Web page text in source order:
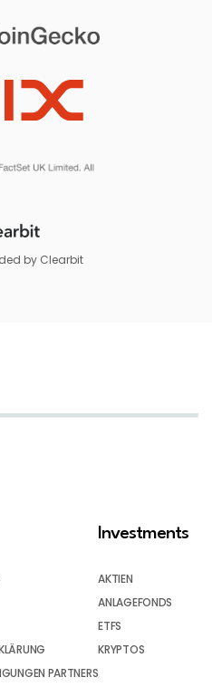
by Clearbit
PARTNERS
Investments
AKTIEN
ANLAGEFONDS
ETFS
KRYPTOS